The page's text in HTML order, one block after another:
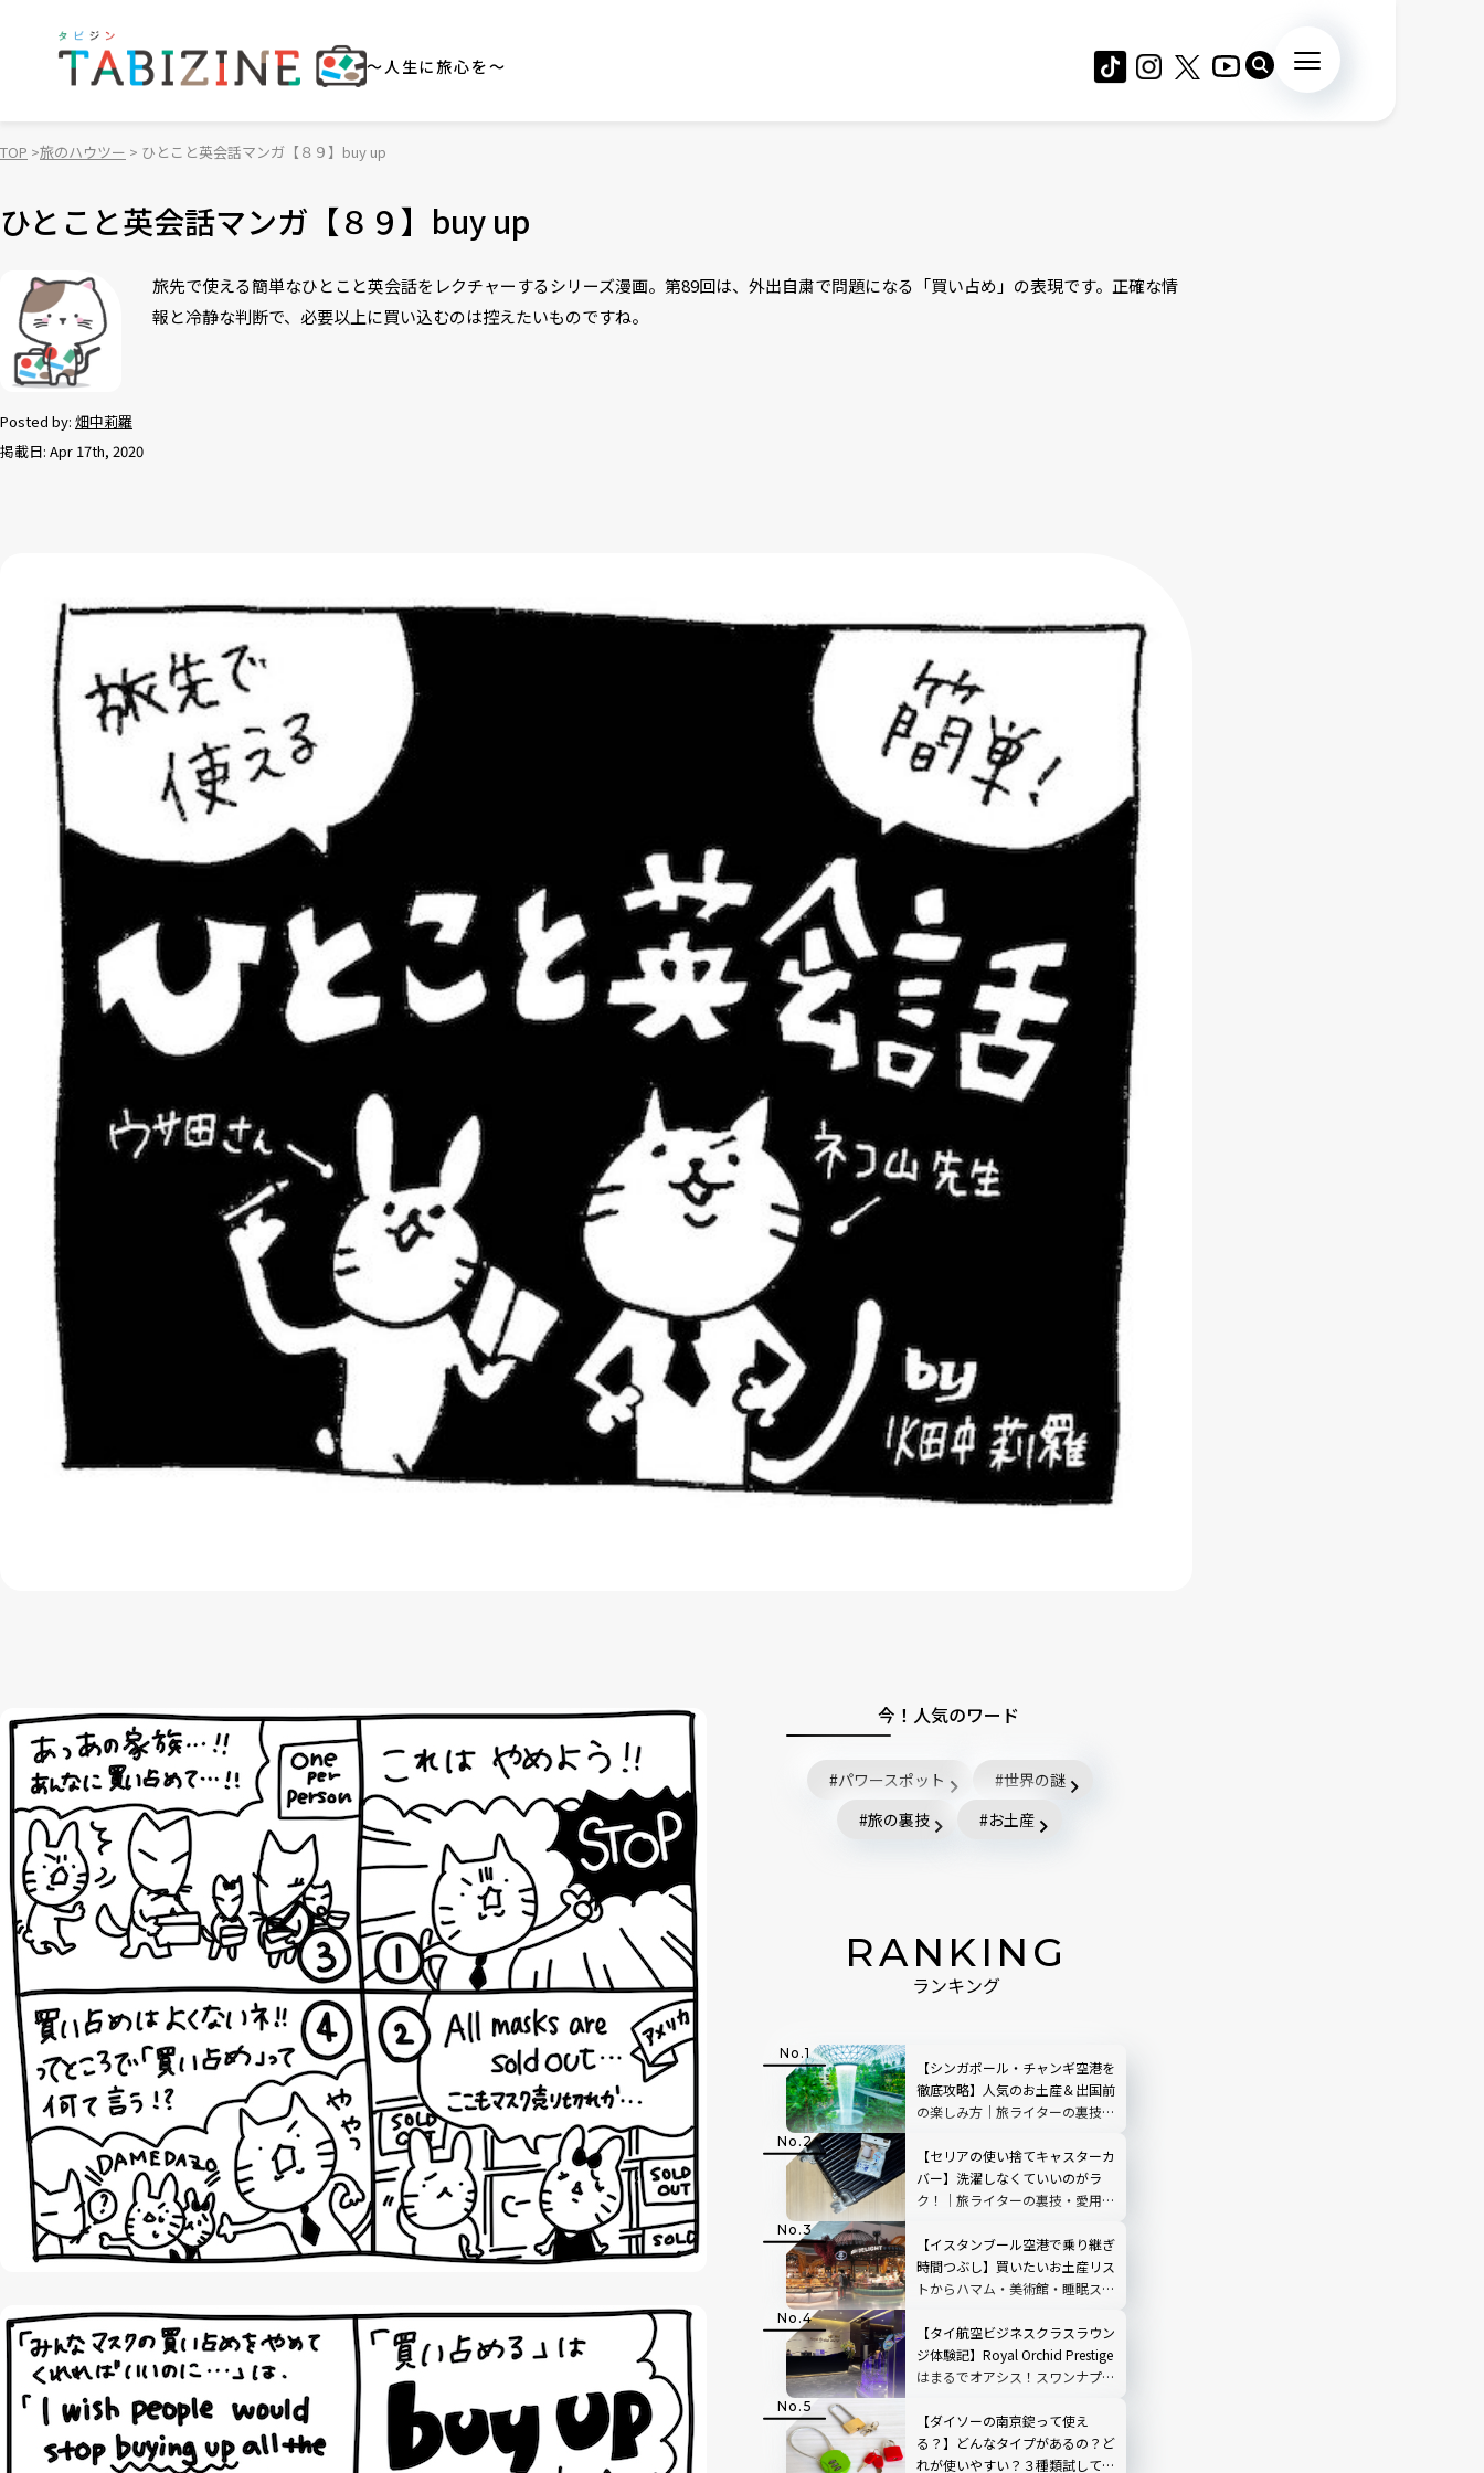
～人生に旅心を～
TOP 旅のハウツー ひとこと英会話マンガ【８９】buy up
ひとこと英会話マンガ【８９】buy up
Posted by: 畑中莉羅
掲載日: Apr 17th, 2020
旅先で使える簡単なひとこと英会話をレクチャーするシリーズ漫画。第89回は、外出自粛で問題になる「買い占め」の表現です。正確な情
報と冷静な判断で、必要以上に買い込むのは控えたいものですね。
今！人気のワード
パワースポット
世界の謎
旅の裏技
お土産
RANKING
ランキング
【シンガポール・チャンギ空港を
徹底攻略】人気のお土産＆出国前
の楽しみ方｜旅ライターの裏技・
【セリアの使い捨てキャスターカ
バー】洗濯しなくていいのがラ
ク！｜旅ライターの裏技・愛用品
【イスタンブール空港で乗り継ぎ
時間つぶし】買いたいお土産リス
トからハマム・美術館・睡眠スポ
【タイ航空ビジネスクラスラウン
ジ体験記】Royal Orchid Prestige
はまるでオアシス！スワンナプー
【ダイソーの南京錠って使え
る？】どんなタイプがあるの？ど
れが使いやすい？３種類試してみ